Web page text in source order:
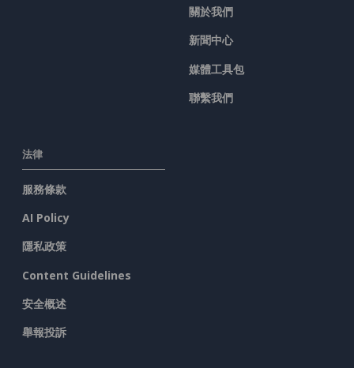
關於我們
新聞中心
媒體工具包
聯繫我們
法律
服務條款
AI Policy
隱私政策
Content Guidelines
安全概述
舉報投訴